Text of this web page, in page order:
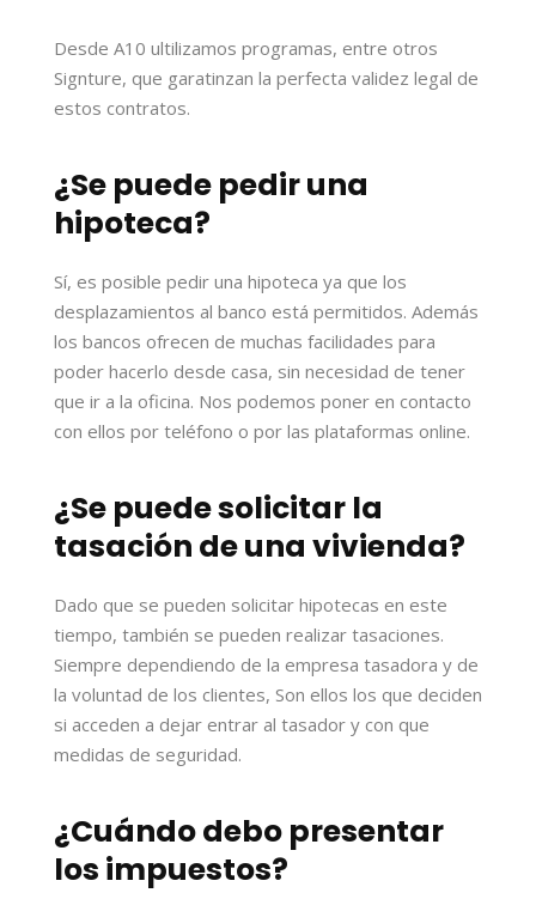
Desde A10 ultilizamos programas, entre otros
Signture, que garatinzan la perfecta validez legal de
estos contratos.
¿Se puede pedir una
hipoteca?
Sí, es posible pedir una hipoteca ya que los
desplazamientos al banco está permitidos. Además
los bancos ofrecen de muchas facilidades para
poder hacerlo desde casa, sin necesidad de tener
que ir a la oficina. Nos podemos poner en contacto
con ellos por teléfono o por las plataformas online.
¿Se puede solicitar la
tasación de una vivienda?
Dado que se pueden solicitar hipotecas en este
tiempo, también se pueden realizar tasaciones.
Siempre dependiendo de la empresa tasadora y de
la voluntad de los clientes, Son ellos los que deciden
si acceden a dejar entrar al tasador y con que
medidas de seguridad.
¿Cuándo debo presentar
los impuestos?